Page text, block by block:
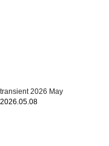
transient 2026 May
2026.05.08